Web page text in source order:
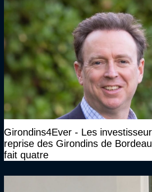
Girondins4Ever - Les
reprise des Girondins de
fait quatre